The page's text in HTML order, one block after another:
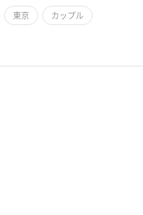
東京 カップル